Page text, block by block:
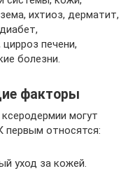
ихтиоз, дерматит,
печени,
болезни.
факторы
могут
первым относятся:
уход за кожей.